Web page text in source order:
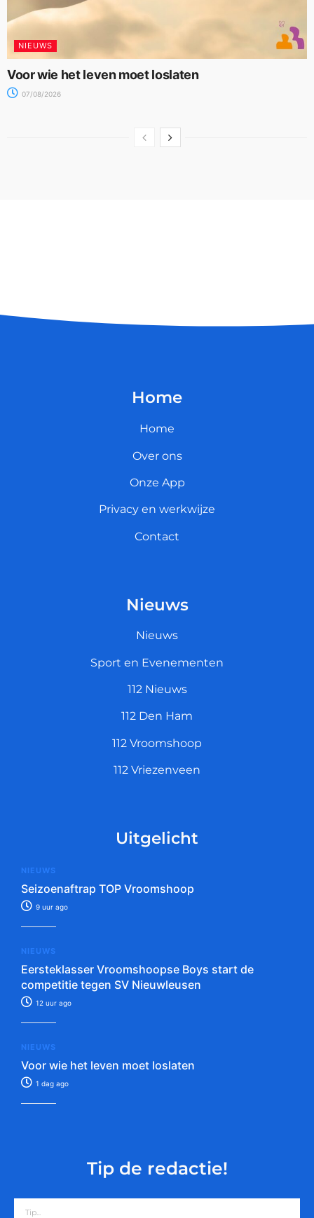
NIEUWS
Voor wie het leven moet loslaten
07/08/2026
Home
Home
Over ons
Onze App
Privacy en werkwijze
Contact
Nieuws
Nieuws
Sport en Evenementen
112 Nieuws
112 Den Ham
112 Vroomshoop
112 Vriezenveen
Uitgelicht
NIEUWS
Seizoenaftrap TOP Vroomshoop
9 uur ago
NIEUWS
Eersteklasser Vroomshoopse Boys start de
competitie tegen SV Nieuwleusen
12 uur ago
NIEUWS
Voor wie het leven moet loslaten
1 dag ago
Tip de redactie!